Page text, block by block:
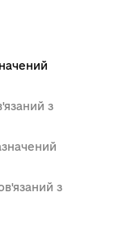
з
з